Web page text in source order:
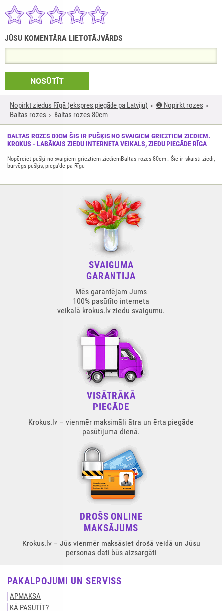
Nopirkt ziedus Rīgā (ekspres piegāde pa Latviju)
❶ Nopirkt rozes
Baltas rozes
Baltas rozes 80cm
BALTAS ROZES 80CM ŠIS IR PUŠĶIS NO SVAIGIEM GRIEZTIEM ZIEDIEM.
KROKUS - LABĀKAIS ZIEDU INTERNETA VEIKALS, ZIEDU PIEGĀDE RĪGA
Nopērciet pušķi no svaigiem grieztiem ziediemBaltas rozes 80cm . Šie ir skaisti ziedi,
burvēgs pušķis, piega'de pa Rīgu
JŪSU KOMENTĀRA LIETOTĀJVĀRDS
NOSŪTĪT
SVAIGUMA
GARANTIJA
Mēs garantējam Jums
100% pasūtīto interneta
veikalā krokus.lv ziedu svaigumu.
VISĀTRĀKĀ
PIEGĀDE
Krokus.lv – vienmēr maksimāli ātra un ērta piegāde
pasūtījuma dienā.
DROŠS ONLINE
MAKSĀJUMS
Krokus.lv – Jūs vienmēr maksāsiet drošā veidā un Jūsu
personas dati būs aizsargāti
PAKALPOJUMI UN SERVISS
APMAKSA
KĀ PASŪTĪT?